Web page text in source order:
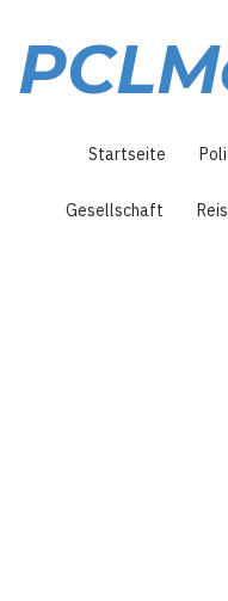
Inhalt
Startseite
Gesellschaft